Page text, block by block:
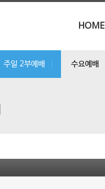
HOME
주일 2부예배 | 수요예배